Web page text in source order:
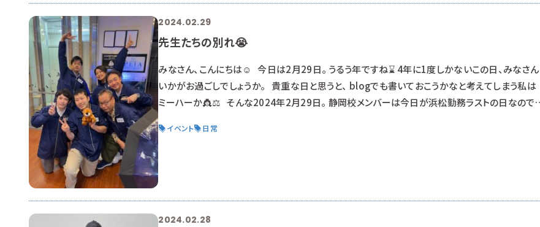
2024.02.29
先生たちの別れ😭
みなさん、こんにちは☺ 今日は2月29日。 うるう年ですね⌛ 4年に1度しかないこの日、みなさん
いかがお過ごしでしょうか。 貴重な日と思うと、 blogでも書いておこうかなと考えてしまう私は
ミーハーか👸⚖ そんな2024年2月29日。 静岡校メンバーは今日が浜松勤務ラストの日なので
での勤務となります。 かなしーーーーーーーーーーーい😫💧 最後だと思うと無性に寂しくな
イベント 日常
2024.02.28